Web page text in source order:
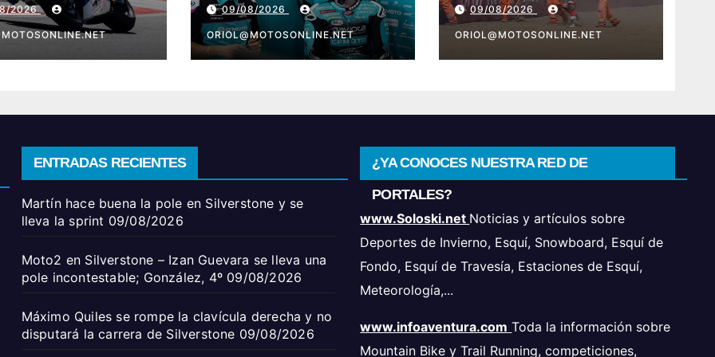
4º
2026
la carrera de
Silverstone
09/08/2026
ORIOL@MOTOSONLINE.NET
preocupante accidente
09/08/2026
ORIOL@MOTOSONLINE.NET
ENTRADAS RECIENTES
Martín hace buena la pole en Silverstone y se
lleva la sprint 09/08/2026
Moto2 en Silverstone – Izan Guevara se lleva una
pole incontestable; González, 4º 09/08/2026
Máximo Quiles se rompe la clavícula derecha y no
disputará la carrera de Silverstone 09/08/2026
¿YA CONOCES NUESTRA RED DE
PORTALES?
www.Soloski.net Noticias y artículos sobre
Deportes de Invierno, Esquí, Snowboard, Esquí de
Fondo, Esquí de Travesía, Estaciones de Esquí,
Meteorología,...
www.infoaventura.com Toda la información sobre
Mountain Bike y Trail Running, competiciones,